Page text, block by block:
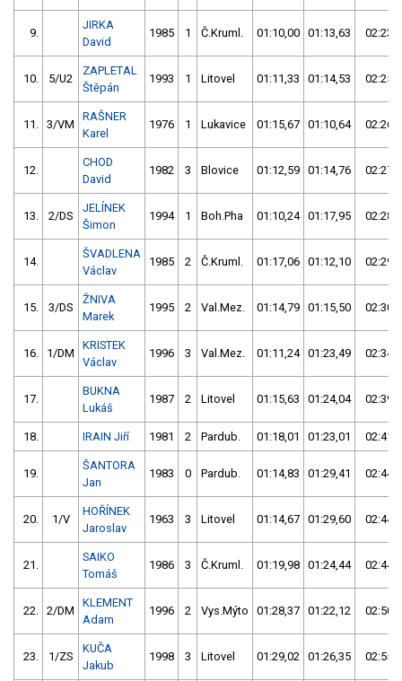
9.
JIRKA
David
1985 1 Č.Kruml. 01:10,00 01:13,63
10. 5/U2
ZAPLETAL
Štěpán
1993 1 Litovel 01:11,33 01:14,53
11. 3/VM
RAŠNER
Karel
1976 1 Lukavice 01:15,67 01:10,64
12.
CHOD
David
1982 3 Blovice 01:12,59 01:14,76
13. 2/DS
JELÍNEK
Šimon
1994 1 Boh.Pha 01:10,24 01:17,95
14.
ŠVADLENA
Václav
1985 2 Č.Kruml. 01:17,06 01:12,10
15. 3/DS
ŽNIVA
Marek
1995 2 Val.Mez. 01:14,79 01:15,50
16. 1/DM
KRISTEK
Václav
1996 3 Val.Mez. 01:11,24 01:23,49
17.
BUKNA
Lukáš
1987 2 Litovel 01:15,63 01:24,04
18. IRAIN Jiří 1981 2 Pardub. 01:18,01 01:23,01
19.
ŠANTORA
Jan
1983 0 Pardub. 01:14,83 01:29,41
20. 1/V
HOŘÍNEK
Jaroslav
1963 3 Litovel 01:14,67 01:29,60
21.
SAIKO
Tomáš
1986 3 Č.Kruml. 01:19,98 01:24,44
22. 2/DM
KLEMENT
Adam
1996 2 Vys.Mýto 01:28,37 01:22,12
23. 1/ZS
KUČA
Jakub
1998 3 Litovel 01:29,02 01:26,35